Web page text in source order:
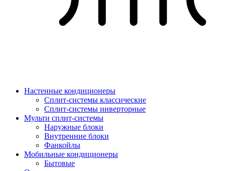
Настенные кондиционеры
Сплит-системы классические
Сплит-системы инверторные
Мульти сплит-системы
Наружные блоки
Внутренние блоки
Фанкойлы
Мобильные кондиционеры
Бытовые